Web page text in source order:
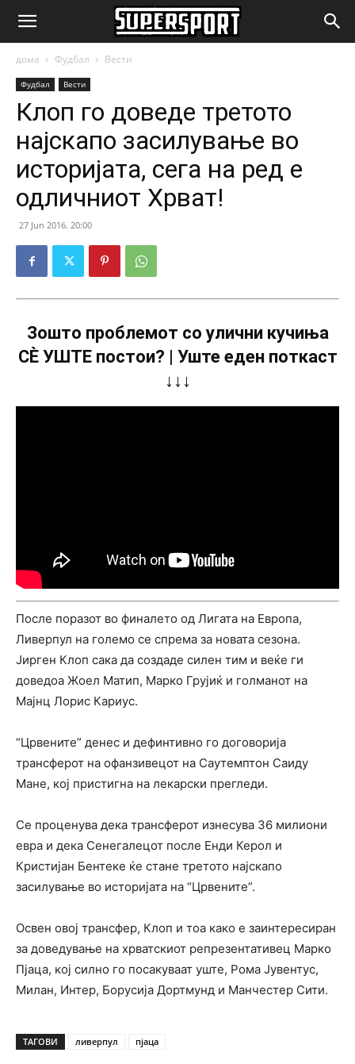
SuperSport.mk
дома Фудбал Вести
Фудбал Вести
Клоп го доведе третото
најскапо засилување во
историјата, сега на ред е
одличниот Хрват!
27 Jun 2016. 20:00
Зошто проблемот со улични кучиња
СÈ УШТЕ постои? | Уште еден поткаст
↓↓↓
После поразот во финалето од Лигата на Европа,
Ливерпул на големо се спрема за новата сезона.
Јирген Клоп сака да создаде силен тим и веќе ги
доведоа Жоел Матип, Марко Грујиќ и голманот на
Мајнц Лорис Кариус.
“Црвените” денес и дефинтивно го договорија
трансферот на офанзивецот на Саутемптон Саиду
Мане, кој пристигна на лекарски прегледи.
Се проценува дека трансферот изнесува 36 милиони
евра и дека Сенегалецот после Енди Керол и
Кристијан Бентеке ќе стане третото најскапо
засилување во историјата на “Црвените”.
Освен овој трансфер, Клоп и тоа како е заинтересиран
за доведување на хрватскиот репрезентативец Марко
Пјаца, кој силно го посакуваат уште, Рома Јувентус,
Милан, Интер, Борусија Дортмунд и Манчестер Сити.
ТАГОВИ ливерпул пјаца